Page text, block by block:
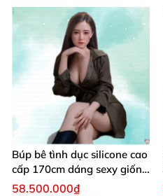
Búp bê tình dục silicone cao
cấp 170cm dáng sexy giống
thật
58.500.000₫